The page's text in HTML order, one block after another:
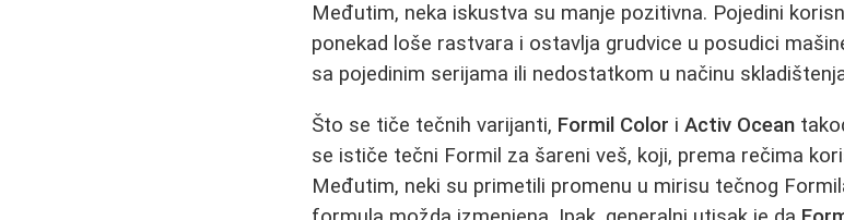
Međutim, neka iskustva su manje pozitivna. Pojedini
ponekad loše rastvara i ostavlja grudvice u posudici
sa pojedinim serijama ili nedostatkom u načinu
Što se tiče tečnih varijanti, Formil Color iActiv Ocean
se ističe tečni Formil za šareni veš, koji, prema rečima
Međutim, neki su primetili promenu u mirisu tečnog